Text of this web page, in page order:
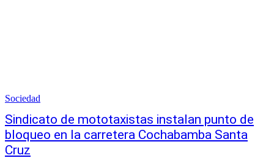
Sociedad
Sindicato de mototaxistas instalan punto de
bloqueo en la carretera Cochabamba Santa
Cruz